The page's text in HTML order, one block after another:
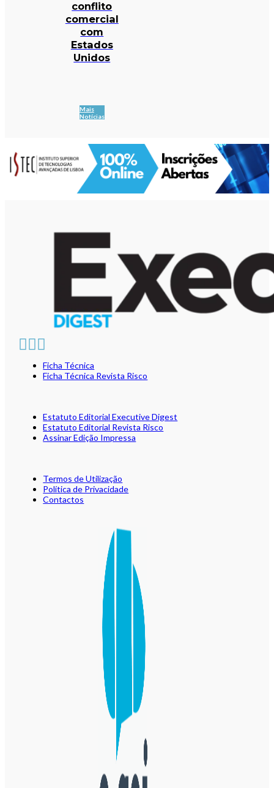
conflito
comercial
com
Estados
Unidos
Mais
Notícias
Ficha Técnica
Ficha Técnica Revista Risco
Estatuto Editorial Executive Digest
Estatuto Editorial Revista Risco
Assinar Edição Impressa
Termos de Utilização
Política de Privacidade
Contactos